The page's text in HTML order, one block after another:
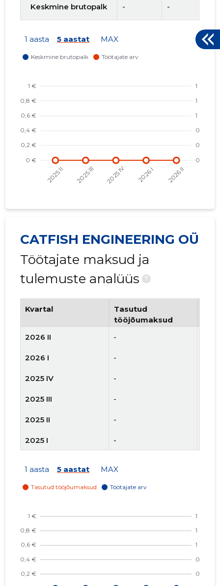
Keskmine brutopalk - -
1 aasta 5 aastat MAX
CATFISH ENGINEERING OÜ
Töötajate maksud ja
tulemuste analüüs
?
Kvartal
Tasutud
tööjõumaksud
2026 II
-
2026 I -
2025 IV -
2025 III -
2025 II -
2025 I -
2023 IV -
2023 III
1 aasta 5 aastat MAX